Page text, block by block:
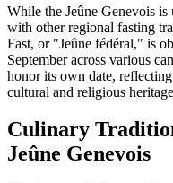
While the Jeûne Genevois
with other regional fasting
Fast, or "Jeûne fédéral," is
September across various
honor its own date,
cultural and religious
Culinary
Jeûne Genevois